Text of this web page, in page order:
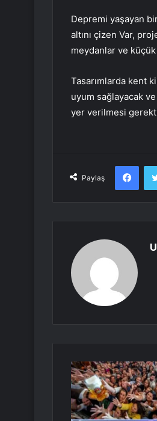
Depremi yaşayan
altını çizen Var,
meydanlar ve
Tasarımlarda kent
uyum sağlayacak
yer verilmesi
Paylaş